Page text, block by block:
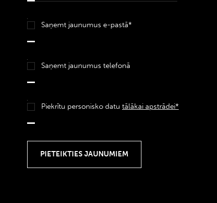
Saņemt jaunumus e-pastā*
Saņemt jaunumus telefonā
Piekrītu personisko datu tālākai apstrādei*